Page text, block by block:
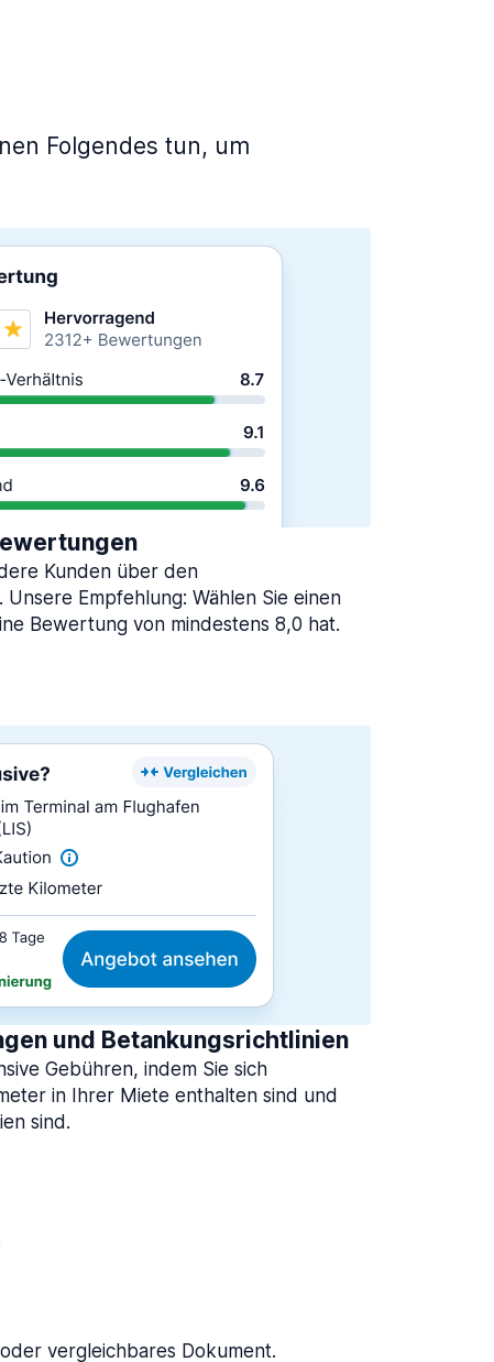
Folgendes tun, um
Kunden über den
Empfehlung: Wählen Sie einen
Bewertung von mindestens 8,0 hat.
und Betankungsrichtlinien
Gebühren, indem Sie sich
in Ihrer Miete enthalten sind und
sind.
oder vergleichbares Dokument.